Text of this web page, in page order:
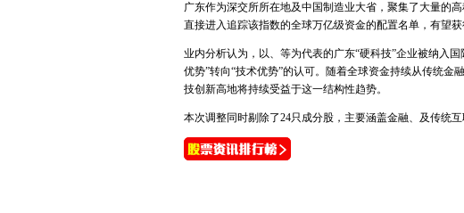
广东作为深交所所在地及中国制造业大省，聚集了大量的
直接进入追踪该指数的全球万亿级资金的配置名单，有望
业内分析认为，以、等为代表的广东“硬科技”企业被纳入
优势”转向“技术优势”的认可。随着全球资金持续从传统
技创新高地将持续受益于这一结构性趋势。
本次调整同时剔除了24只成分股，主要涵盖金融、及传统